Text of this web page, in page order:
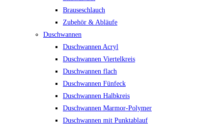
Brauseschlauch
Zubehör & Abläufe
Duschwannen
Duschwannen Acryl
Duschwannen Viertelkreis
Duschwannen flach
Duschwannen Fünfeck
Duschwannen Halbkreis
Duschwannen Marmor-Polymer
Duschwannen mit Punktablauf